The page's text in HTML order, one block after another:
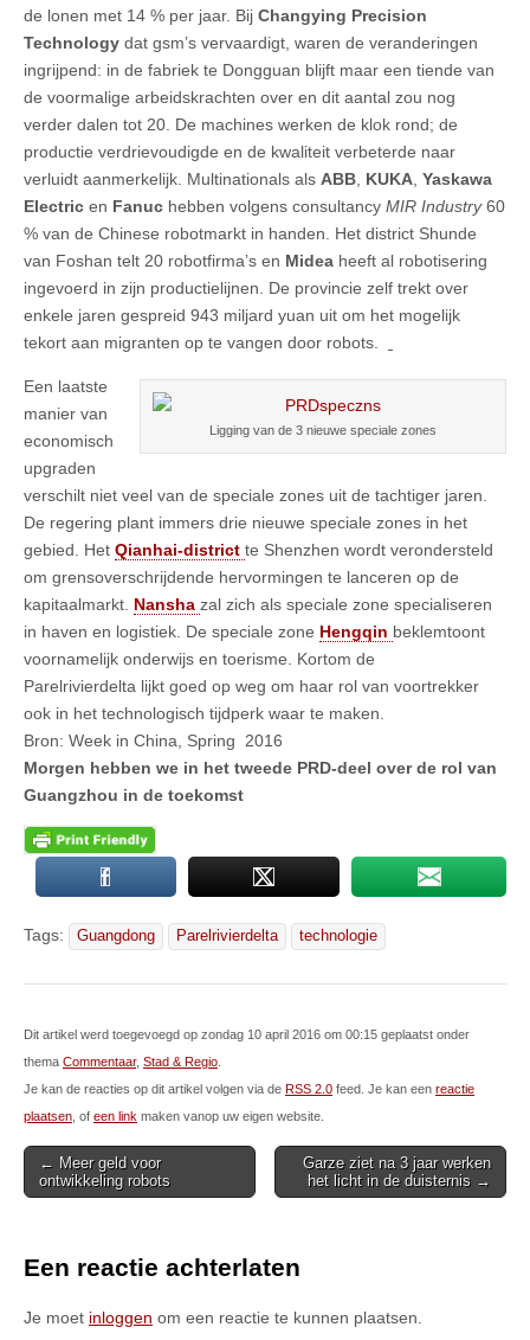
de lonen met 14 % per jaar. Bij Changying Precision
Technology dat gsm’s vervaardigt, waren de veranderingen
ingrijpend: in de fabriek te Dongguan blijft maar een tiende van
de voormalige arbeidskrachten over en dit aantal zou nog
verder dalen tot 20. De machines werken de klok rond; de
productie verdrievoudigde en de kwaliteit verbeterde naar
verluidt aanmerkelijk. Multinationals als ABB KUKA Yaskawa
Electric en Fanuc hebben volgens consultancy MIR Industry60
% van de Chinese robotmarkt in handen. Het district Shunde
van Foshan telt 20 robotfirma’s en Midea heeft al robotisering
ingevoerd in zijn productielijnen. De provincie zelf trekt over
enkele jaren gespreid 943 miljard yuan uit om het mogelijk
tekort aan migranten op te vangen door robots.
Ligging van de 3 nieuwe speciale zones
Een laatste
manier van
economisch
upgraden
verschilt niet veel van de speciale zones uit de tachtiger jaren.
De regering plant immers drie nieuwe speciale zones in het
gebied. Het Qianhai-district te Shenzhen wordt verondersteld
om grensoverschrijdende hervormingen te lanceren op de
kapitaalmarkt. Nansha zal zich als speciale zone specialiseren
in haven en logistiek. De speciale zone Hengqin beklemtoont
voornamelijk onderwijs en toerisme. Kortom de
Parelrivierdelta lijkt goed op weg om haar rol van voortrekker
ook in het technologisch tijdperk waar te maken.
Bron: Week in China, Spring 2016
Morgen hebben we in het tweede PRD-deel over de rol van
Guangzhou in de toekomst
Tags: Guangdong Parelrivierdelta technologie
Dit artikel werd toegevoegd op zondag 10 april 2016 om 00:15 geplaatst onder
thema Commentaar, Stad & Regio
Je kan de reacties op dit artikel volgen via de RSS 2.0 feed. Je kan een reactie
plaatsen , of een link maken vanop uw eigen website.
Post
navigation
← Meer geld voor
ontwikkeling robots
Garze ziet na 3 jaar werken
het licht in de duisternis →
Een reactie achterlaten
Je moet inloggen om een reactie te kunnen plaatsen.